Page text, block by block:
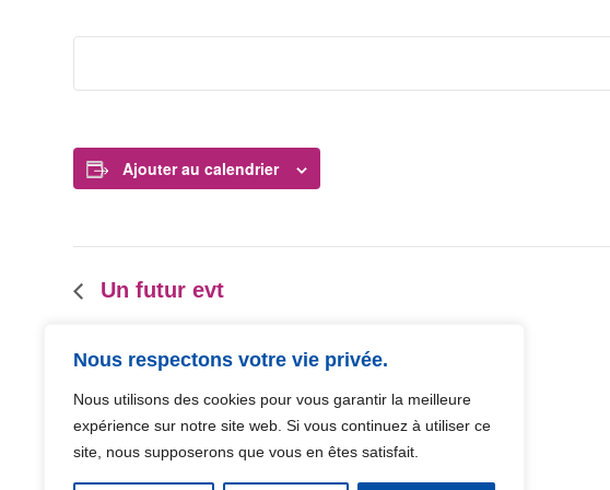
Nous respectons votre vie privée.
Nous utilisons des cookies pour vous garantir la meilleure
expérience sur notre site web. Si vous continuez à utiliser ce
site, nous supposerons que vous en êtes satisfait.
Ajouter au calendrier
N
i
g
a
t
i
Un futur evt